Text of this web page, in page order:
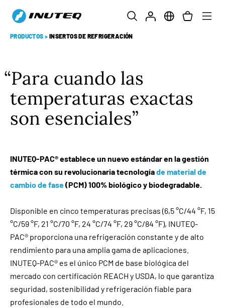
PRODUCTOS > INSERTOS DE REFRIGERACIÓN
Para cuando las
temperaturas exactas
son esenciales
INUTEQ-PAC® establece un nuevo estándar en la gestión
térmica con su revolucionaria tecnologíade material de
cambio de fase(PCM) 100% biológico y biodegradable.
Disponible en cinco temperaturas precisas (6,5 °C/44 °F, 15
°C/59 °F, 21 °C/70 °F, 24 °C/74 °F, 29 °C/84 °F), INUTEQ-
PAC® proporciona una refrigeración constante y de alto
rendimiento para una amplia gama de aplicaciones.
INUTEQ-PAC® es el único PCM de base biológica del
mercado con certificación REACH y USDA, lo que garantiza
seguridad, sostenibilidad y refrigeración fiable para
profesionales de todo el mundo.